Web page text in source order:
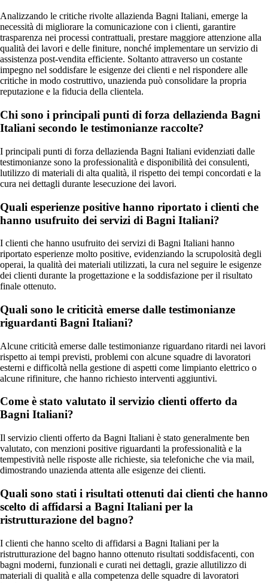
Analizzando le critiche rivolte allazienda Bagni Italiani, emerge la
necessità di migliorare la comunicazione con i clienti, garantire
trasparenza nei processi contrattuali, prestare maggiore attenzione alla
qualità dei lavori e delle finiture, nonché implementare un servizio di
assistenza post-vendita efficiente. Soltanto attraverso un costante
impegno nel soddisfare le esigenze dei clienti e nel rispondere alle
critiche in modo costruttivo, unazienda può consolidare la propria
reputazione e la fiducia della clientela.
Chi sono i principali punti di forza dellazienda Bagni
Italiani secondo le testimonianze raccolte?
I principali punti di forza dellazienda Bagni Italiani evidenziati dalle
testimonianze sono la professionalità e disponibilità dei consulenti,
lutilizzo di materiali di alta qualità, il rispetto dei tempi concordati e la
cura nei dettagli durante lesecuzione dei lavori.
Quali esperienze positive hanno riportato i clienti che
hanno usufruito dei servizi di Bagni Italiani?
I clienti che hanno usufruito dei servizi di Bagni Italiani hanno
riportato esperienze molto positive, evidenziando la scrupolosità degli
operai, la qualità dei materiali utilizzati, la cura nel seguire le esigenze
dei clienti durante la progettazione e la soddisfazione per il risultato
finale ottenuto.
Quali sono le criticità emerse dalle testimonianze
riguardanti Bagni Italiani?
Alcune criticità emerse dalle testimonianze riguardano ritardi nei lavori
rispetto ai tempi previsti, problemi con alcune squadre di lavoratori
esterni e difficoltà nella gestione di aspetti come limpianto elettrico o
alcune rifiniture, che hanno richiesto interventi aggiuntivi.
Come è stato valutato il servizio clienti offerto da
Bagni Italiani?
Il servizio clienti offerto da Bagni Italiani è stato generalmente ben
valutato, con menzioni positive riguardanti la professionalità e la
tempestività nelle risposte alle richieste, sia telefoniche che via mail,
dimostrando unazienda attenta alle esigenze dei clienti.
Quali sono stati i risultati ottenuti dai clienti che hanno
scelto di affidarsi a Bagni Italiani per la
ristrutturazione del bagno?
I clienti che hanno scelto di affidarsi a Bagni Italiani per la
ristrutturazione del bagno hanno ottenuto risultati soddisfacenti, con
bagni moderni, funzionali e curati nei dettagli, grazie allutilizzo di
materiali di qualità e alla competenza delle squadre di lavoratori